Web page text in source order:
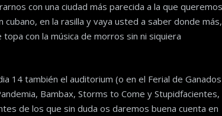
con una ciudad más parecida a la que queremos
en la rasilla y vaya usted a saber donde más,
con la música de morros sin ni siquiera
14 también el auditorium (o en el Ferial de Ganados
Bambax, Storms to Come y Stupidfacientes,
de los que sin duda os daremos buena cuenta en